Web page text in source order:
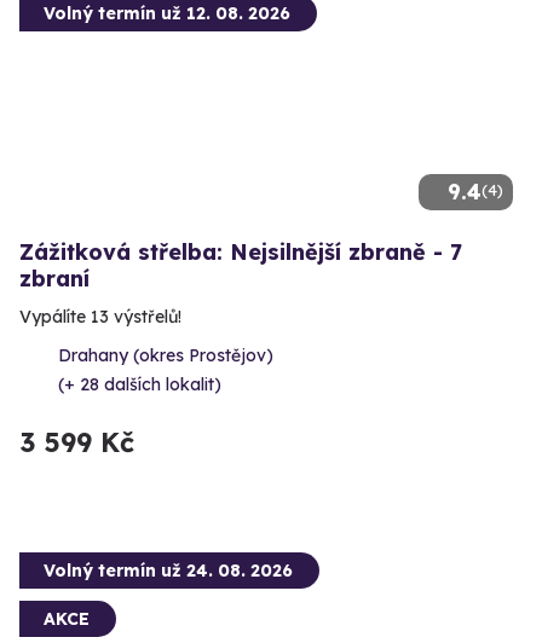
9.4(4)
Volný termín už 12. 08. 2026
Zážitková střelba: Nejsilnější zbraně - 7
zbraní
Vypálíte 13 výstřelů!
Drahany (okres Prostějov)
(+ 28 dalších lokalit)
3 599 Kč
Volný termín už 24. 08. 2026
AKCE